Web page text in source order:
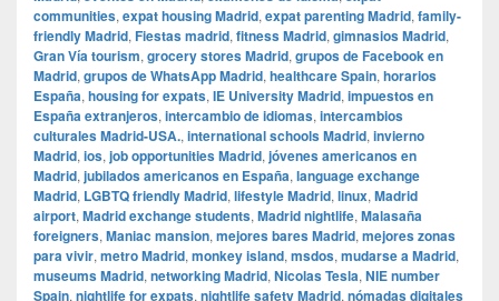
communities, expat housing Madrid, expat parenting Madrid, family-
friendly Madrid, Fiestas madrid, fitness Madrid, gimnasios Madrid,
Gran Vía tourism, grocery stores Madrid, grupos de Facebook en
Madrid, grupos de WhatsApp Madrid, healthcare Spain, horarios
España, housing for expats, IE University Madrid, impuestos en
España extranjeros, intercambio de idiomas, intercambios
culturales Madrid-USA., international schools Madrid, invierno
Madrid, ios, job opportunities Madrid, jóvenes americanos en
Madrid, jubilados americanos en España, language exchange
Madrid, LGBTQ friendly Madrid, lifestyle Madrid, linux, Madrid
airport, Madrid exchange students, Madrid nightlife, Malasaña
foreigners, Maniac mansion, mejores bares Madrid, mejores zonas
para vivir, metro Madrid, monkey island, msdos, mudarse a Madrid,
museums Madrid, networking Madrid, Nicolas Tesla, NIE number
Spain, nightlife for expats, nightlife safety Madrid, nómadas digitales